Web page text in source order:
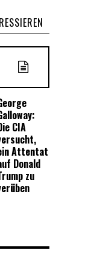
CIA
Attentat
Donald
zu